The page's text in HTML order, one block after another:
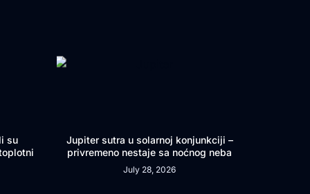
su
Jupiter sutra u solarnoj konjunkciji –
privremeno nestaje sa noćnog neba
July 28, 2026